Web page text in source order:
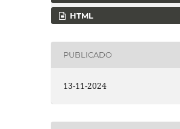
HTML
PUBLICADO
13-11-2024